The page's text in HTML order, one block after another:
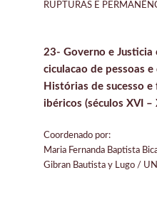
RUPTURAS E
23- Governo e Justicia
ciculacao de pessoas
Histórias de sucesso e
ibéricos (séculos XVI –
Coordenado por:
Maria Fernanda Baptista
Gibran Bautista y Lugo /